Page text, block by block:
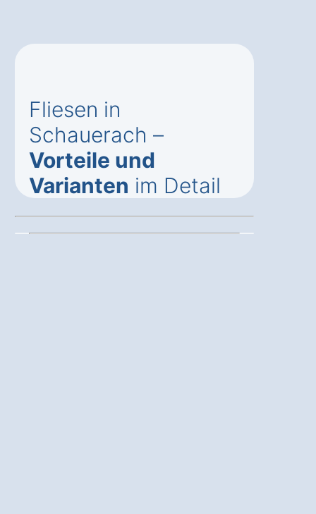
Fliesen in
Schauerach –
Vorteile und
Varianten im Detail